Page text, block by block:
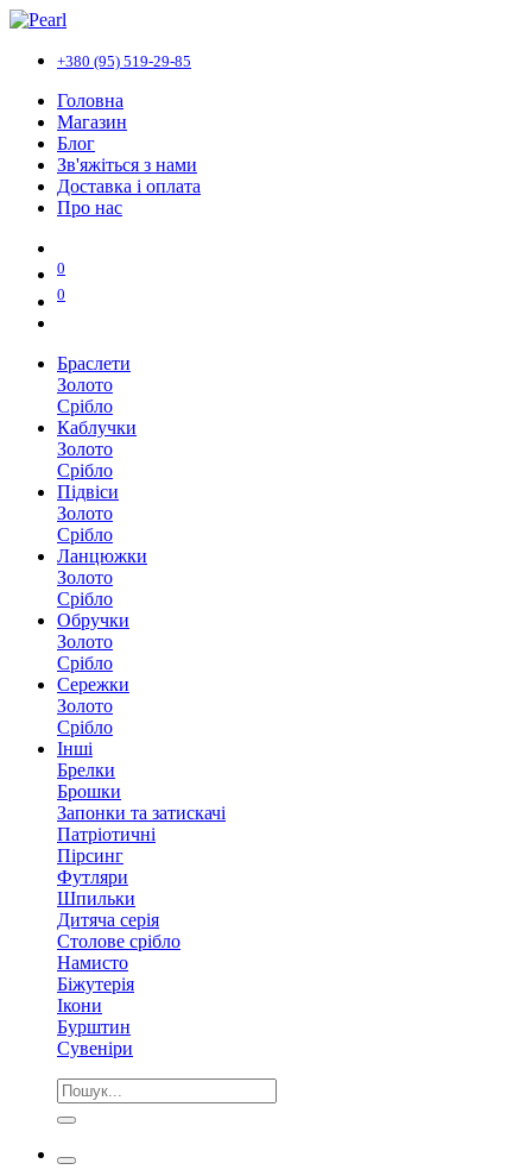
+380 (95) 519-29-85
Головна
Магазин
Блог
Зв'яжіться з нами
Доставка і оплата
Про нас
0
0
Браслети
Золото
Срібло
Каблучки
Золото
Срібло
Підвіси
Золото
Срібло
Ланцюжки
Золото
Срібло
Обручки
Золото
Срібло
Сережки
Золото
Срібло
Інші
Брелки
Брошки
Запонки та затискачі
Патріотичні
Пірсинг
Футляри
Шпильки
Дитяча серія
Столове срібло
Намисто
Біжутерія
Ікони
Бурштин
Сувеніри